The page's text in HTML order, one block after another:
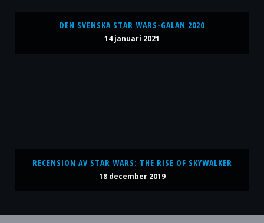
DEN SVENSKA STAR WARS-GALAN 2020
14 januari 2021
RECENSION AV STAR WARS: THE RISE OF SKYWALKER
18 december 2019